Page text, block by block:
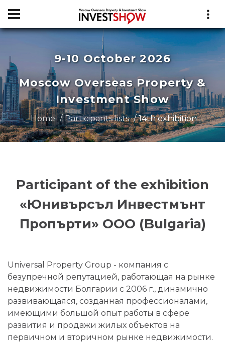
9-10 October 2026
Moscow Overseas Property &
Investment Show
Home Participants lists 14th exhibition
Participant of the exhibition
«Юнивърсъл Инвестмънт
Пропърти» ООО (Bulgaria)
Universal Property Group - компания с
безупречной репутацией, работающая на рынке
недвижимости Болгарии с 2006 г., динамично
развивающаяся, созданная профессионалами,
имеющими большой опыт работы в сфере
развития и продажи жилых объектов на
первичном и вторичном рынке недвижимости.